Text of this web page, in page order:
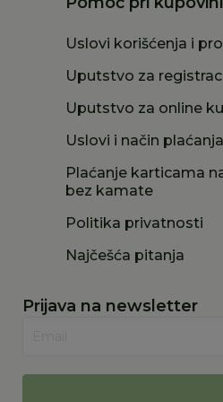
Uslovi korišćenja i
Uputstvo za
Uputstvo za online
Uslovi i način plaćanja
Plaćanje karticama
bez kamate
Politika privatnosti
Najčešća pitanja
Prijava na newsletter